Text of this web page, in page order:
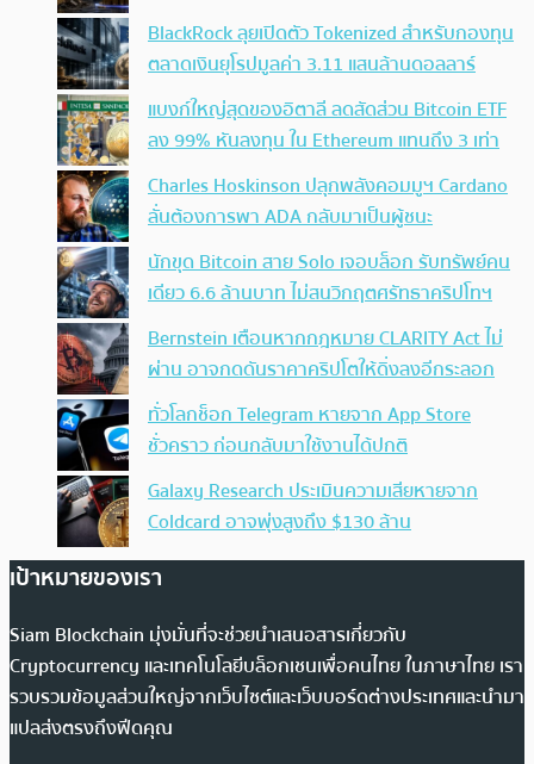
BlackRock ลุยเปิดตัว Tokenized สำหรับกองทุน
ตลาดเงินยุโรปมูลค่า 3.11 แสนล้านดอลลาร์
แบงก์ใหญ่สุดของอิตาลี ลดสัดส่วน Bitcoin ETF
ลง 99% หันลงทุน ใน Ethereum แทนถึง 3 เท่า
Charles Hoskinson ปลุกพลังคอมมูฯ Cardano
ลั่นต้องการพา ADA กลับมาเป็นผู้ชนะ
นักขุด Bitcoin สาย Solo เจอบล็อก รับทรัพย์คน
เดียว 6.6 ล้านบาท ไม่สนวิกฤตศรัทธาคริปโทฯ
Bernstein เตือนหากกฎหมาย CLARITY Act ไม่
ผ่าน อาจกดดันราคาคริปโตให้ดิ่งลงอีกระลอก
ทั่วโลกช็อก Telegram หายจาก App Store
ชั่วคราว ก่อนกลับมาใช้งานได้ปกติ
Galaxy Research ประเมินความเสียหายจาก
Coldcard อาจพุ่งสูงถึง $130 ล้าน
เป้าหมายของเรา
Siam Blockchain มุ่งมั่นที่จะช่วยนำเสนอสารเกี่ยวกับ
Cryptocurrency และเทคโนโลยีบล็อกเชนเพื่อคนไทย ในภาษาไทย เรา
รวบรวมข้อมูลส่วนใหญ่จากเว็บไซต์และเว็บบอร์ดต่างประเทศและนำมา
แปลส่งตรงถึงฟีดคุณ